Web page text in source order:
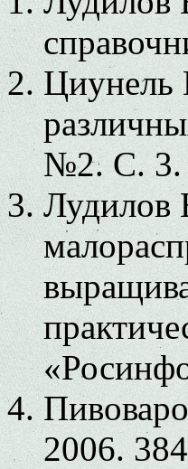
Циунель
№2. С. 3.
Лудилов
2006.